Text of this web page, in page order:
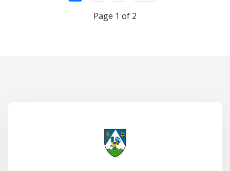
Page 1 of 2